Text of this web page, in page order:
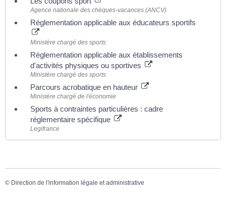
Agence nationale des chèques-vacances (ANCV)
Réglementation applicable aux éducateurs sportifs
Ministère chargé des sports
Réglementation applicable aux établissements
d'activités physiques ou sportives
Ministère chargé des sports
Parcours acrobatique en hauteur
Ministère chargé de l'économie
Sports à contraintes particulières : cadre
réglementaire spécifique
Legifrance
© Direction de l'information légale et administrative